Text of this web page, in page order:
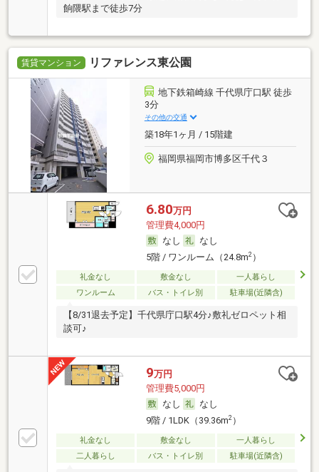
餉隈駅まで徒歩7分
賃貸マンション リファレンス東公園
地下鉄箱崎線 千代県庁口駅 徒歩
3分
その他の交通
築18年1ヶ月 / 15階建
福岡県福岡市博多区千代３
6.80万円
管理費4,000円
なし
なし
5階 / ワンルーム（24.8m2）
礼金なし 敷金なし
一人暮らし
ワンルーム
バス・トイレ別 駐車場(近隣含)
【8/31退去予定】千代県庁口駅4分♪敷礼ゼロペット相
談可♪
9万円
管理費5,000円
なし
なし
9階 / 1LDK（39.36m2）
礼金なし 敷金なし
一人暮らし
二人暮らし
バス・トイレ別 駐車場(近隣含)